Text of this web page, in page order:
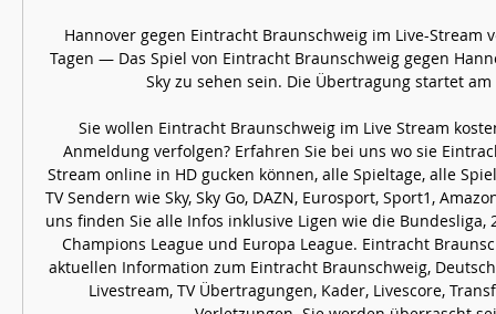
Hannover gegen Eintracht Braunschweig im Live-Stream
Tagen — Das Spiel von Eintracht Braunschweig gegen
Sky zu sehen sein. Die Übertragung startet am
Sie wollen Eintracht Braunschweig im Live Stream
Anmeldung verfolgen? Erfahren Sie bei uns wo sie
Stream online in HD gucken können, alle Spieltage, alle
TV Sendern wie Sky, Sky Go, DAZN, Eurosport, Sport1,
uns finden Sie alle Infos inklusive Ligen wie die Bundesliga,
Champions League und Europa League. Eintracht
aktuellen Information zum Eintracht Braunschweig,
Livestream, TV Übertragungen, Kader, Livescore,